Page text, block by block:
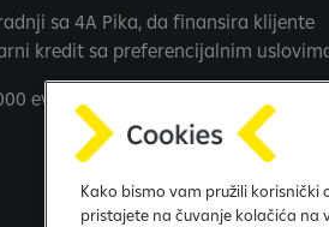
sa 4A Pika, da finansira klijente
kredit sa preferencijalnim
evra sa rokom otplate kredita do 25
Kako bismo vam pružili korisnički
pristajete na čuvanje kolačića na